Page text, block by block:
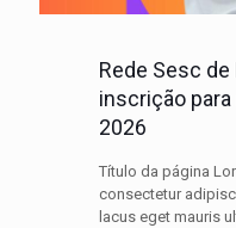
Rede Sesc
inscrição
2026
Título da página
consectetur
lacus eget mauris